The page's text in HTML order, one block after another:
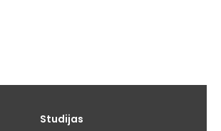
Studijas